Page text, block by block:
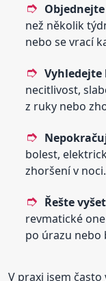
než několik
nebo se vrací
Vyhledejte
necitlivost,
z ruky nebo
bolest,
zhoršení v noci.
Řešte
revmatické
po úrazu nebo
V praxi jsem často